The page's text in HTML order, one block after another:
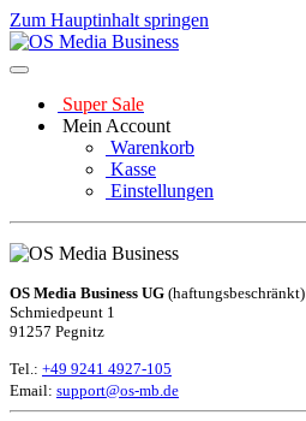
Zum Hauptinhalt springen
Super Sale
Mein Account
Warenkorb
Kasse
Einstellungen
OS Media Business UG (haftungsbeschränkt)
Schmiedpeunt 1
91257 Pegnitz
Tel.: +49 9241 4927-105
Email: support@os-mb.de